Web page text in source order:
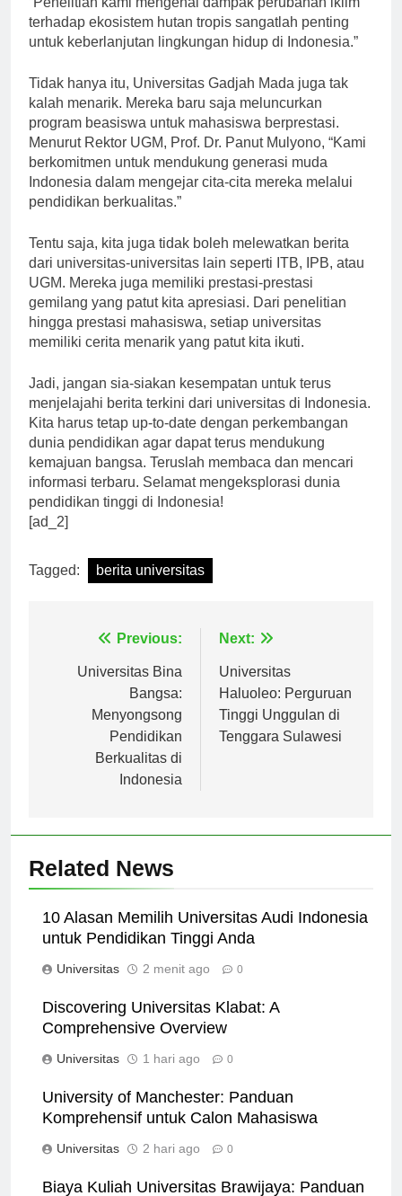
terhadap ekosistem hutan tropis sangatlah penting
untuk keberlanjutan lingkungan hidup di Indonesia.”
Tidak hanya itu, Universitas Gadjah Mada juga tak
kalah menarik. Mereka baru saja meluncurkan
program beasiswa untuk mahasiswa berprestasi.
Menurut Rektor UGM, Prof. Dr. Panut Mulyono, “Kami
berkomitmen untuk mendukung generasi muda
Indonesia dalam mengejar cita-cita mereka melalui
pendidikan berkualitas.”
Tentu saja, kita juga tidak boleh melewatkan berita
dari universitas-universitas lain seperti ITB, IPB, atau
UGM. Mereka juga memiliki prestasi-prestasi
gemilang yang patut kita apresiasi. Dari penelitian
hingga prestasi mahasiswa, setiap universitas
memiliki cerita menarik yang patut kita ikuti.
Jadi, jangan sia-siakan kesempatan untuk terus
menjelajahi berita terkini dari universitas di Indonesia.
Kita harus tetap up-to-date dengan perkembangan
dunia pendidikan agar dapat terus mendukung
kemajuan bangsa. Teruslah membaca dan mencari
informasi terbaru. Selamat mengeksplorasi dunia
pendidikan tinggi di Indonesia!
[ad_2]
Tagged: berita universitas
Navigasi
pos
Previous:
Universitas Bina
Bangsa:
Menyongsong
Pendidikan
Berkualitas di
Indonesia
Next:
Universitas
Haluoleo: Perguruan
Tinggi Unggulan di
Tenggara Sulawesi
Related News
10 Alasan Memilih Universitas Audi Indonesia
untuk Pendidikan Tinggi Anda
Universitas 2 menit ago 0
Discovering Universitas Klabat: A
Comprehensive Overview
Universitas 1 hari ago 0
University of Manchester: Panduan
Komprehensif untuk Calon Mahasiswa
Universitas 2 hari ago 0
Biaya Kuliah Universitas Brawijaya: Panduan